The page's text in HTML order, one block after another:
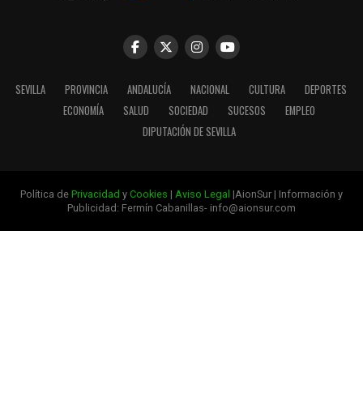
SEVILLA PROVINCIA ANDALUCÍA NACIONAL CULTURA
DEPORTES
ECONOMÍA
SALUD SOCIEDAD SUCESOS
EMPLEO
DIPUTACIÓN DE SEVILLA
Política de Privacidad y Cookies | Aviso Legal |AionSur | Información y
Publicidad: Fermín Cabanillas- info@aionsur.com